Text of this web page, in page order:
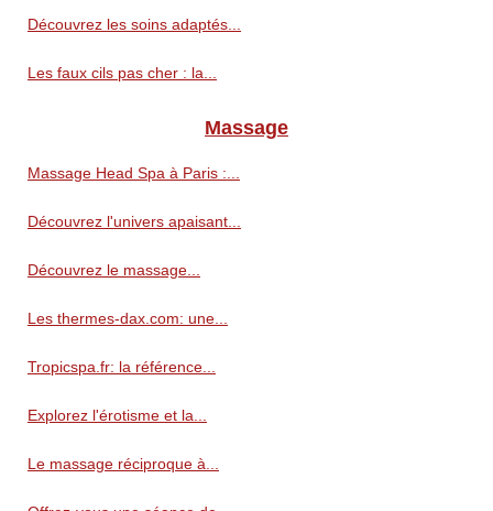
Découvrez les soins adaptés...
Les faux cils pas cher : la...
Massage
Massage Head Spa à Paris :...
Découvrez l'univers apaisant...
Découvrez le massage...
Les thermes-dax.com: une...
Tropicspa.fr: la référence...
Explorez l'érotisme et la...
Le massage réciproque à...